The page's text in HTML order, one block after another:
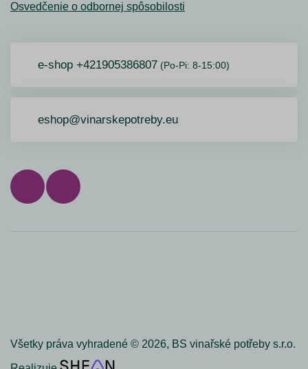
Osvedčenie o odbornej spôsobilosti
e-shop +421905386807 (Po-Pi: 8-15:00)
eshop@vinarskepotreby.eu
Všetky práva vyhradené © 2026, BS vinařské potřeby s.r.o.